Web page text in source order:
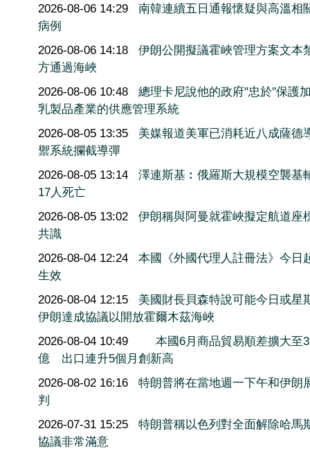
2026-08-06 14:29
南韓連續五日通報懷疑與高溫相
病例
2026-08-06 14:18
伊朗公開擬議霍峽管理方案文本
方通過海峽
2026-08-06 10:48
總理卡尼說他的政府''忠於''保護
乳製品產業的供應管理系統
2026-08-05 13:35
美媒報道美軍已消耗近八成薩德
禦系統攔截導彈
2026-08-05 13:14
澤連斯基︰俄羅斯大規模空襲基
17人死亡
2026-08-05 13:02
伊朗稱與阿曼就霍峽擬定航道座
共識
2026-08-04 12:24
本國《外國代理人註冊法》今日
生效
2026-08-04 12:15
美國財長貝森特說可能今日或星
伊朗達成協議以開放霍爾木茲海峽
2026-08-04 10:49
本國6月商品貿易順差擴大至
億 出口連升5個月創新高
2026-08-02 16:16
特朗普將在當地週一下午和伊朗
判
2026-07-31 15:25
特朗普稱以色列對全面解除哈馬
協議非常滿意